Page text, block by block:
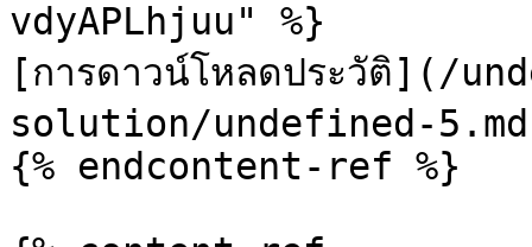
vdyAPLhjuu" %}
[การดาวน์โหลดประวัติ](/
solution/undefined-
{% endcontent-ref %}